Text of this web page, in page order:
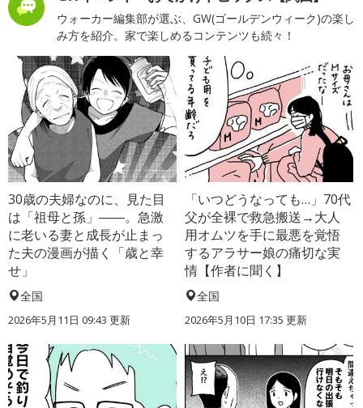
ウォーカー編集部が選ぶ、GW(ゴールデンウィーク)の楽し
み方を紹介。家で楽しめるコンテンツも続々！
30歳の夫婦なのに、見た目
は「祖母と孫」――。急激
に老いる妻と成長が止まっ
た夫の漫画が描く「歳と幸
せ」
全国
2026年5月11日 09:43 更新
「いつどうなっても…」70代
父が全裸で救急搬送→大人
用オムツを手に最悪を覚悟
するアラサー娘の痛切な実
情【作者に聞く】
全国
2026年5月10日 17:35 更新